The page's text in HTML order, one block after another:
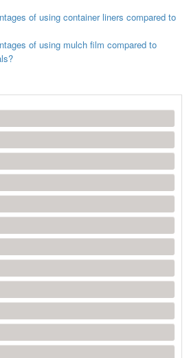
of using container liners compared to
of using mulch film compared to